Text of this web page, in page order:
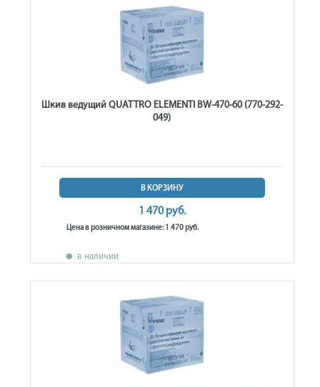
Шкив ведущий QUATTRO ELEMENTI BW-470-60 (770-292-
049)
В КОРЗИНУ
1 470 руб.
Цена в розничном магазине: 1 470 руб.
в наличии